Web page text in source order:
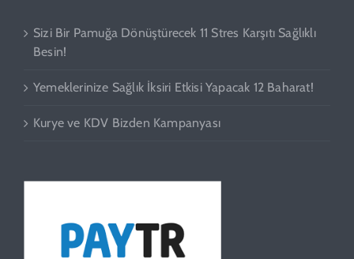
Sizi Bir Pamuğa Dönüştürecek 11 Stres Karşıtı Sağlıklı
Besin!
Yemeklerinize Sağlık İksiri Etkisi Yapacak 12 Baharat!
Kurye ve KDV Bizden Kampanyası